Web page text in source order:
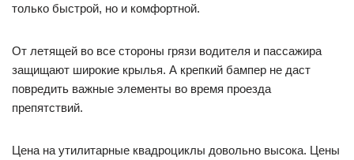
только быстрой, но и комфортной.
От летящей во все стороны грязи водителя и пассажира
защищают широкие крылья. А крепкий бампер не даст
повредить важные элементы во время проезда
препятствий.
Цена на утилитарные квадроциклы довольно высока. Цены